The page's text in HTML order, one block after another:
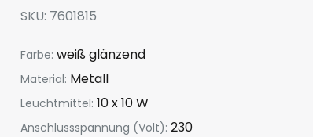
SKU 7601815
Farbe: weiß glänzend
Material: Metall
Leuchtmittel: 10 x 10 W
Anschlussspannung (Volt): 230